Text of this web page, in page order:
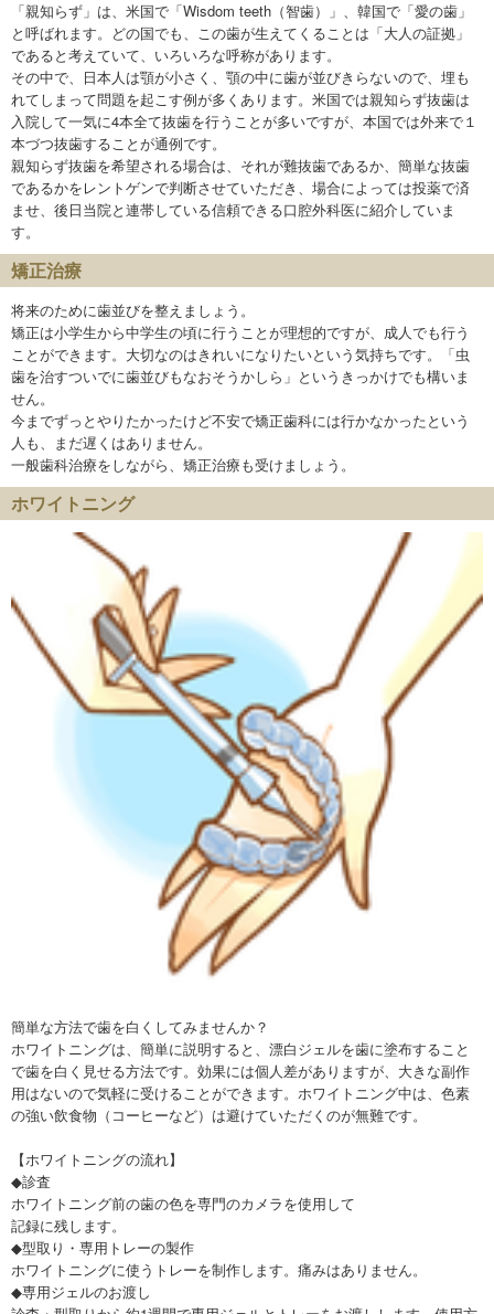
「親知らず」は、米国で「Wisdom teeth（智歯）」、韓国で「愛の歯」
と呼ばれます。どの国でも、この歯が生えてくることは「大人の証拠」
であると考えていて、いろいろな呼称があります。
その中で、日本人は顎が小さく、顎の中に歯が並びきらないので、埋も
れてしまって問題を起こす例が多くあります。米国では親知らず抜歯は
入院して一気に4本全て抜歯を行うことが多いですが、本国では外来で１
本づつ抜歯することが通例です。
親知らず抜歯を希望される場合は、それが難抜歯であるか、簡単な抜歯
であるかをレントゲンで判断させていただき、場合によっては投薬で済
ませ、後日当院と連帯している信頼できる口腔外科医に紹介していま
す。
矯正治療
将来のために歯並びを整えましょう。
矯正は小学生から中学生の頃に行うことが理想的ですが、成人でも行う
ことができます。大切なのはきれいになりたいという気持ちです。「虫
歯を治すついでに歯並びもなおそうかしら」というきっかけでも構いま
せん。
今までずっとやりたかったけど不安で矯正歯科には行かなかったという
人も、まだ遅くはありません。
一般歯科治療をしながら、矯正治療も受けましょう。
ホワイトニング
簡単な方法で歯を白くしてみませんか？
ホワイトニングは、簡単に説明すると、漂白ジェルを歯に塗布すること
で歯を白く見せる方法です。効果には個人差がありますが、大きな副作
用はないので気軽に受けることができます。ホワイトニング中は、色素
の強い飲食物（コーヒーなど）は避けていただくのが無難です。
【ホワイトニングの流れ】
◆診査
ホワイトニング前の歯の色を専門のカメラを使用して
記録に残します。
◆型取り・専用トレーの製作
ホワイトニングに使うトレーを制作します。痛みはありません。
◆専用ジェルのお渡し